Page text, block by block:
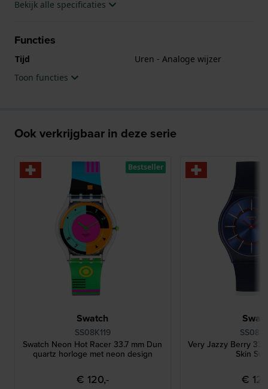
Bekijk alle specificaties
Functies
Tijd
Uren - Analoge wijzer
Toon functies
Ook verkrijgbaar in deze serie
Swatch
SS08K119
Swatch Neon Hot Racer 33.7 mm Dun
quartz horloge met neon design
€ 120,-
Bestseller
Very Jazzy Berry
Skin
€